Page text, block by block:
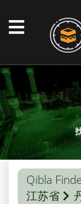
Qibla
江苏省